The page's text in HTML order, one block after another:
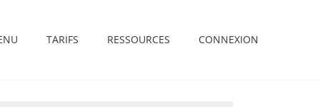
TARIFS RESSOURCES CONNEXION